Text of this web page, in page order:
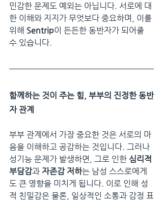
민감한 문제도 예외는 아닙니다. 서로에 대
한 이해와 지지가 무엇보다 중요하며, 이를
위해 Sentrip이 든든한 동반자가 되어줄
수 있습니다.
함께하는 것이 주는 힘, 부부의 진정한 동반
자 관계
부부 관계에서 가장 중요한 것은 서로의 마
음을 이해하고 공감하는 것입니다. 그러나
성기능 문제가 발생하면, 그로 인한 심리적
부담감과 자존감 저하는 남성 스스로에게
도 큰 영향을 미치게 됩니다. 이로 인해 성
적 친밀감은 물론, 일상적인 소통과 감정 표